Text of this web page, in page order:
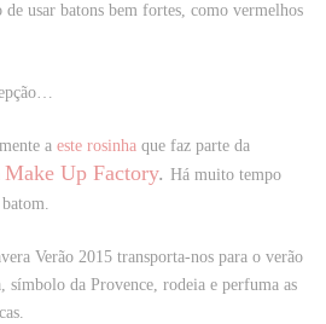
usar batons bem fortes, como vermelhos
a este rosinha que faz parte da
Make Up Factory. Há muito tempo
Verão 2015 transporta-nos para o verão
da Provence, rodeia e perfuma as